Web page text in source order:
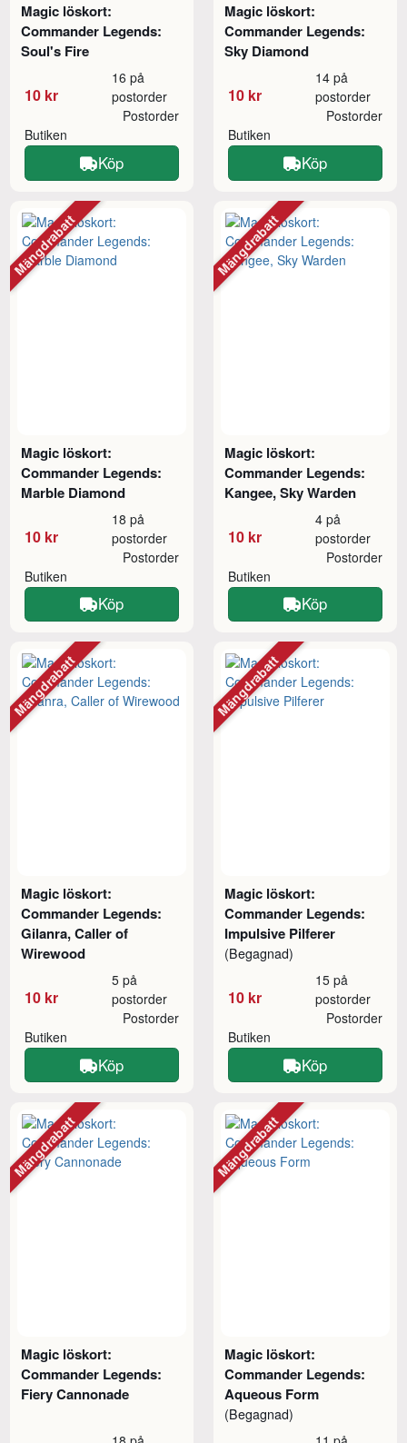
Magic löskort:
Commander Legends:
Soul's Fire
10 kr
16 på
postorder
Butiken
Postorder
Köp
Magic löskort:
Commander Legends:
Sky Diamond
10 kr
14 på
postorder
Butiken
Postorder
Köp
Magic löskort:
Commander Legends:
Marble Diamond
10 kr
18 på
postorder
Butiken
Postorder
Köp
Mängdrabatt
Magic löskort:
Commander Legends:
Kangee, Sky Warden
10 kr
4 på
postorder
Butiken
Postorder
Köp
Mängdrabatt
Magic löskort:
Commander Legends:
Gilanra, Caller of
Wirewood
10 kr
5 på
postorder
Butiken
Postorder
Köp
Mängdrabatt
Magic löskort:
Commander Legends:
Impulsive Pilferer
(Begagnad)
10 kr
15 på
postorder
Butiken
Postorder
Köp
Mängdrabatt
Magic löskort:
Commander Legends:
Fiery Cannonade
Mängdrabatt
Magic löskort:
Commander Legends:
Aqueous Form
(Begagnad)
Mängdrabatt